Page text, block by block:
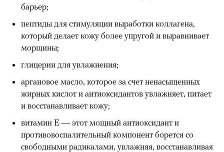
барьер;
пептиды для стимуляции выработки коллагена,
который делает кожу более упругой и выравнивает
морщины;
глицерин для увлажнения;
аргановое масло, которое за счет ненасыщенных
жирных кислот и антиоксидантов увлажняет, питает
и восстанавливает кожу;
витамин Е — этот мощный антиоксидант и
противовоспалительный компонент борется со
свободными радикалами, увлажняя, восстанавливая